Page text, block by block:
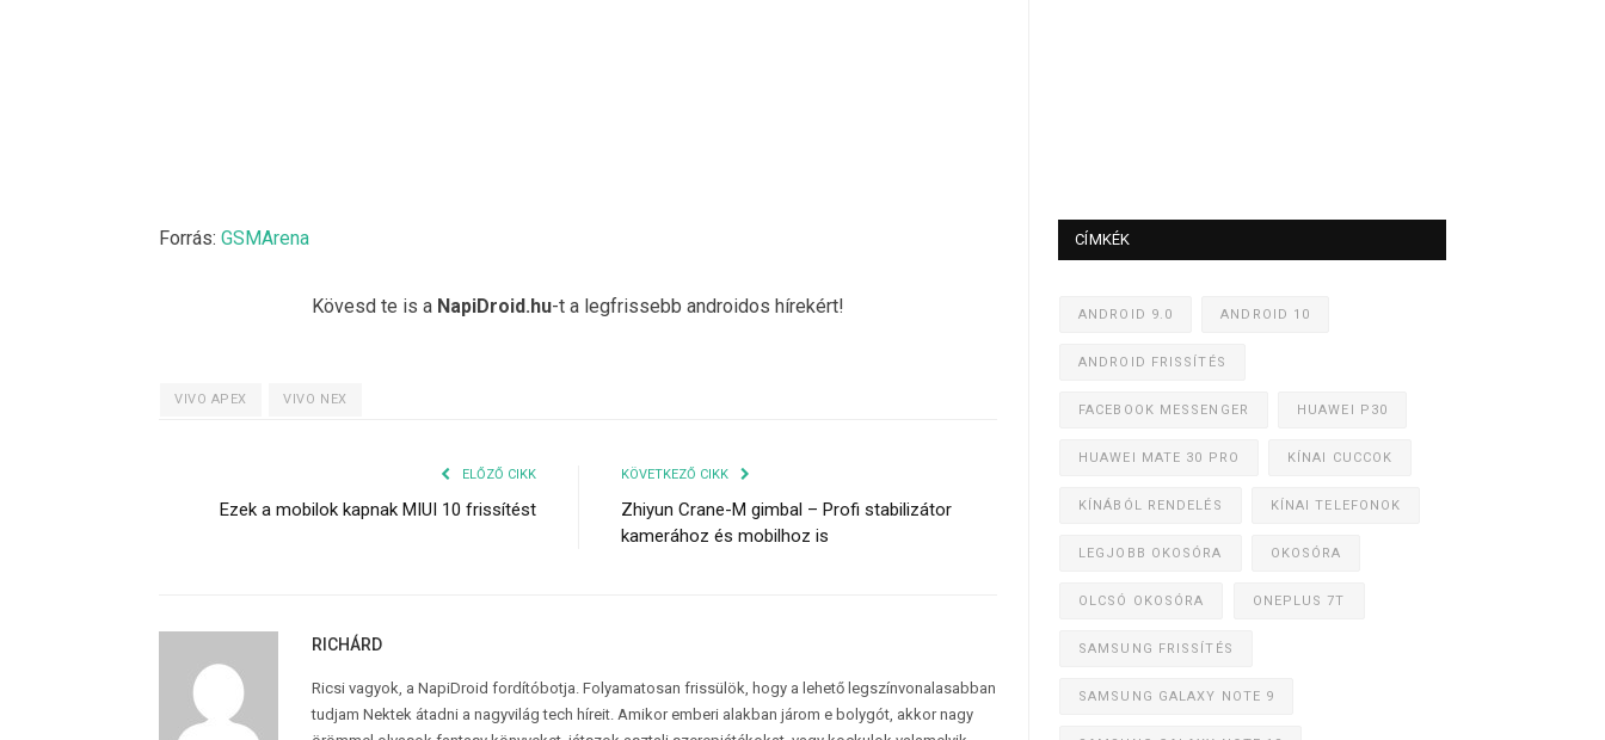
Forrás: GSMArena
Kövesd te is a NapiDroid.hu-t a legfrissebb androidos hírekért!
VIVO APEX VIVO NEX
ELŐZŐ CIKK
Ezek a mobilok kapnak MIUI 10 frissítést
KÖVETKEZŐ CIKK
Zhiyun Crane-M gimbal – Profi stabilizátor
kamerához és mobilhoz is
RICHÁRD
Ricsi vagyok, a NapiDroid fordítóbotja. Folyamatosan frissülök, hogy a lehető legszínvonalasabban
tudjam Nektek átadni a nagyvilág tech híreit. Amikor emberi alakban járom e bolygót, akkor nagy
CÍMKÉK
ANDROID 9.0 ANDROID 10
ANDROID FRISSÍTÉS
FACEBOOK MESSENGER HUAWEI P30
HUAWEI MATE 30 PRO KÍNAI CUCCOK
KÍNÁBÓL RENDELÉS KÍNAI TELEFONOK
LEGJOBB OKOSÓRA OKOSÓRA
OLCSÓ OKOSÓRA ONEPLUS 7T
SAMSUNG FRISSÍTÉS
SAMSUNG GALAXY NOTE 9